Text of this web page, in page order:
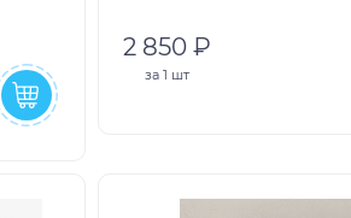
2 850 ₽
за1 шт